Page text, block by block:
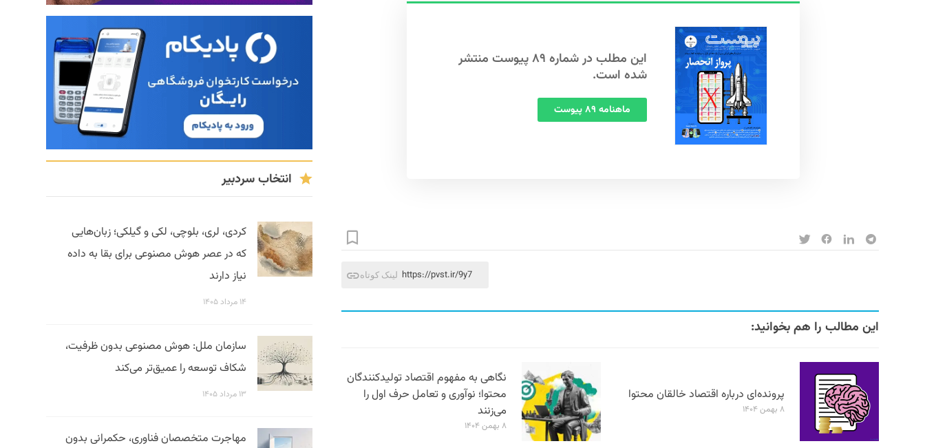
این مطلب در شماره ۸۹ پیوست منتشر
شده است.
ماهنامه ۸۹ پیوست
لینک کوتاه https://pvst.ir/9y7
این مطالب را هم بخوانید:
پرونده‌ای درباره اقتصاد خالقان محتوا
۸ بهمن ۱۴۰۴
نگاهی به مفهوم اقتصاد تولیدکنندگان
محتوا؛ نوآوری و تعامل حرف اول را
می‌زنند
۸ بهمن ۱۴۰۴
انتخاب سردبیر
کردی، لری، بلوچی، لکی و گیلکی؛ زبان‌هایی
که در عصر هوش مصنوعی برای بقا به داده
نیاز دارند
۱۴ مرداد ۱۴۰۵
سازمان ملل: هوش مصنوعی بدون ظرفیت،
شکاف توسعه را عمیق‌تر می‌کند
۱۳ مرداد ۱۴۰۵
مهاجرت متخصصان فناوری، حکمرانی بدون